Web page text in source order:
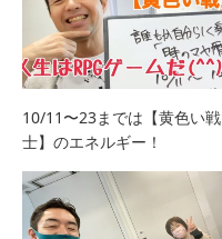
10/11〜23までは【黄色い戦
士】のエネルギー！